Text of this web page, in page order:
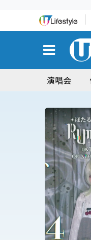
演唱会